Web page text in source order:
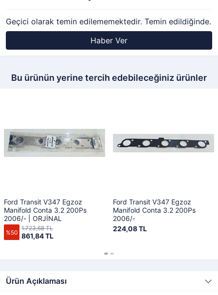
Geçici olarak temin edilememektedir. Temin edildiğinde.
Haber Ver
Bu ürünün yerine tercih edebileceğiniz ürünler
Ford Transit V347 Egzoz
Manifold Conta 3.2 200Ps
2006/- | ORJİNAL
%50 861,84 TL
1.723,68 TL
Ford Transit V347 Egzoz
Manifold Conta 3.2 200Ps
2006/-
224,08 TL
Ürün Açıklaması